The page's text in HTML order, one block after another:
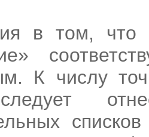
в том, что
К числу